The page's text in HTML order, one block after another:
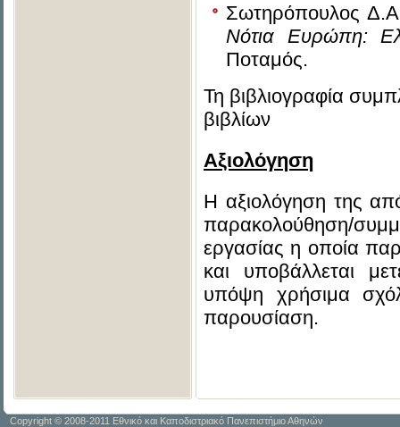
Σωτηρόπουλος
Νότια Ευρώπη:
Ποταμός.
Τη βιβλιογραφία
βιβλίων
Αξιολόγηση
Η αξιολόγηση της
παρακολούθηση/
εργασίας η οποία
και υποβάλλεται
υπόψη χρήσιμα
παρουσίαση.
Copyright © 2008-2011 Εθνικό και Καποδιστριακό Πανεπιστήμιο Αθηνών